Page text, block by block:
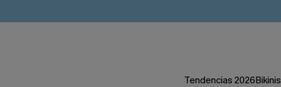
Tendencias 2026Bikinis